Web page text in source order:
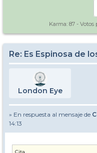
Karma: 87 - Votos
Re: Es Espinosa de
London Eye
» En respuesta al mensaje de
14:13
Cita